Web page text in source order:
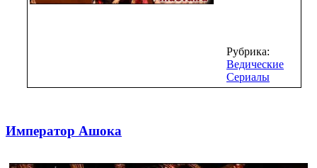
Рубрика:
Ведические
Сериалы
Император Ашока